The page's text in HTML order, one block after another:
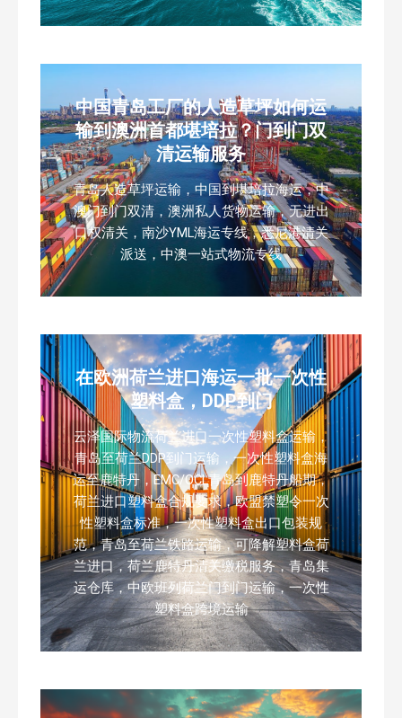
中国青岛工厂的人造草坪如何运
输到澳洲首都堪培拉？门到门双
清运输服务
青岛人造草坪运输，中国到堪培拉海运，中
澳门到门双清，澳洲私人货物运输，无进出
口权清关，南沙YML海运专线，悉尼港清关
派送，中澳一站式物流专线
在欧洲荷兰进口海运一批一次性
塑料盒，DDP到门
云泽国际物流荷兰进口一次性塑料盒运输，
青岛至荷兰DDP到门运输，一次性塑料盒海
运至鹿特丹，EMC/OCL青岛到鹿特丹船期，
荷兰进口塑料盒合规要求，欧盟禁塑令一次
性塑料盒标准，一次性塑料盒出口包装规
范，青岛至荷兰铁路运输，可降解塑料盒荷
兰进口，荷兰鹿特丹清关缴税服务，青岛集
运仓库，中欧班列荷兰门到门运输，一次性
塑料盒跨境运输